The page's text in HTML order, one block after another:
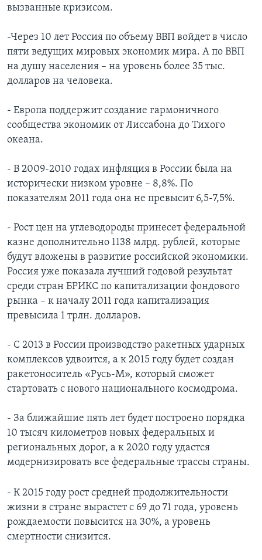
вызванные кризисом.
-Через 10 лет Россия по объему ВВП войдет в число
пяти ведущих мировых экономик мира. А по ВВП
на душу населения – на уровень более 35 тыс.
долларов на человека.
- Европа поддержит создание гармоничного
сообщества экономик от Лиссабона до Тихого
океана.
- В 2009-2010 годах инфляция в России была на
исторически низком уровне – 8,8%. По
показателям 2011 года она не превысит 6,5-7,5%.
- Рост цен на углеводороды принесет федеральной
казне дополнительно 1138 млрд. рублей, которые
будут вложены в развитие российской экономики.
Россия уже показала лучший годовой результат
среди стран БРИКС по капитализации фондового
рынка – к началу 2011 года капитализация
превысила 1 трлн. долларов.
- С 2013 в России производство ракетных ударных
комплексов удвоится, а к 2015 году будет создан
ракетоноситель «Русь-М», который сможет
стартовать с нового национального космодрома.
- За ближайшие пять лет будет построено порядка
10 тысяч километров новых федеральных и
региональных дорог, а к 2020 году удастся
модернизировать все федеральные трассы страны.
- К 2015 году рост средней продолжительности
жизни в стране вырастет с 69 до 71 года, уровень
рождаемости повысится на 30%, а уровень
смертности снизится.